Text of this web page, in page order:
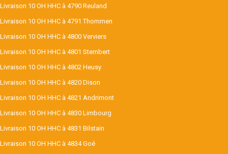
Livraison 10 OH HHC à 4790 Reuland
Livraison 10 OH HHC à 4791 Thommen
Livraison 10 OH HHC à 4800 Verviers
Livraison 10 OH HHC à 4801 Stembert
Livraison 10 OH HHC à 4802 Heusy
Livraison 10 OH HHC à 4820 Dison
Livraison 10 OH HHC à 4821 Andrimont
Livraison 10 OH HHC à 4830 Limbourg
Livraison 10 OH HHC à 4831 Bilstain
Livraison 10 OH HHC à 4834 Goé